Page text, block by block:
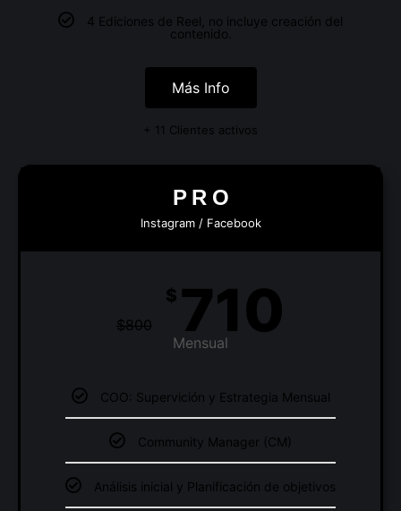
4 Ediciones de Reel, no incluye creación del
contenido.
Más Info
+ 11 Clientes activos
P R O
Instagram / Facebook
$800
$ 710
Mensual
COO: Supervición y Estrategia Mensual
Community Manager (CM)
Análisis inicial y Planificación de objetivos